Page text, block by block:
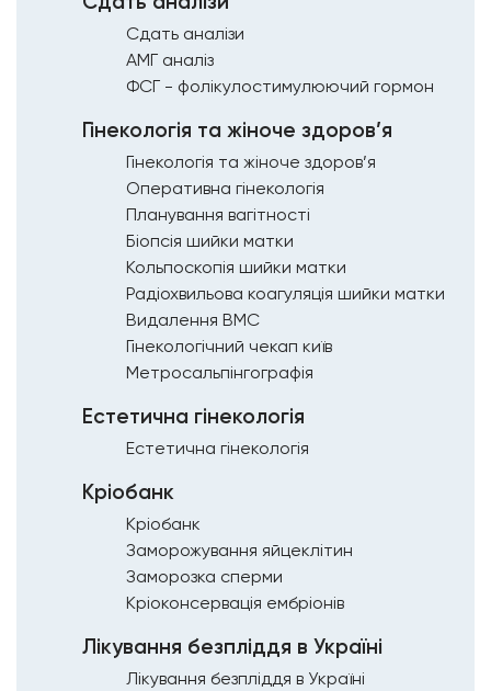
Сдать аналізи
АМГ аналіз
ФСГ - фолікулостимулюючий гормон
Гінекологія та жіноче здоров’я
Гінекологія та жіноче здоров’я
Оперативна гінекологія
Планування вагітності
Біопсія шийки матки
Кольпоскопія шийки матки
Радіохвильова коагуляція шийки матки
Видалення ВМС
Гінекологічний чекап київ
Метросальпінгографія
Естетична гінекологія
Естетична гінекологія
Кріобанк
Кріобанк
Заморожування яйцеклітин
Заморозка сперми
Кріоконсервація ембріонів
Лікування безпліддя в Україні
Лікування безпліддя в Україні